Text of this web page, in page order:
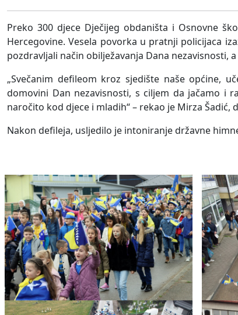
Preko 300 djece Dječijeg obdaništa i Osnovne
Hercegovine. Vesela povorka u pratnji policijaca
pozdravljali način obilježavanja Dana nezavisnosti,
„Svečanim defileom kroz sjedište naše općine,
domovini Dan nezavisnosti, s ciljem da jačamo i
naročito kod djece i mladih“ – rekao je Mirza Šadić,
Nakon defileja, usljedilo je intoniranje državne